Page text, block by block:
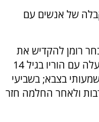
של אנשים עם
רומן להקדיש את
הדברים לאביו שישב בקהל. הוא עלה עם הוריו בגיל 14
בצבא; בשביעי
ולאחר החלמה חזר